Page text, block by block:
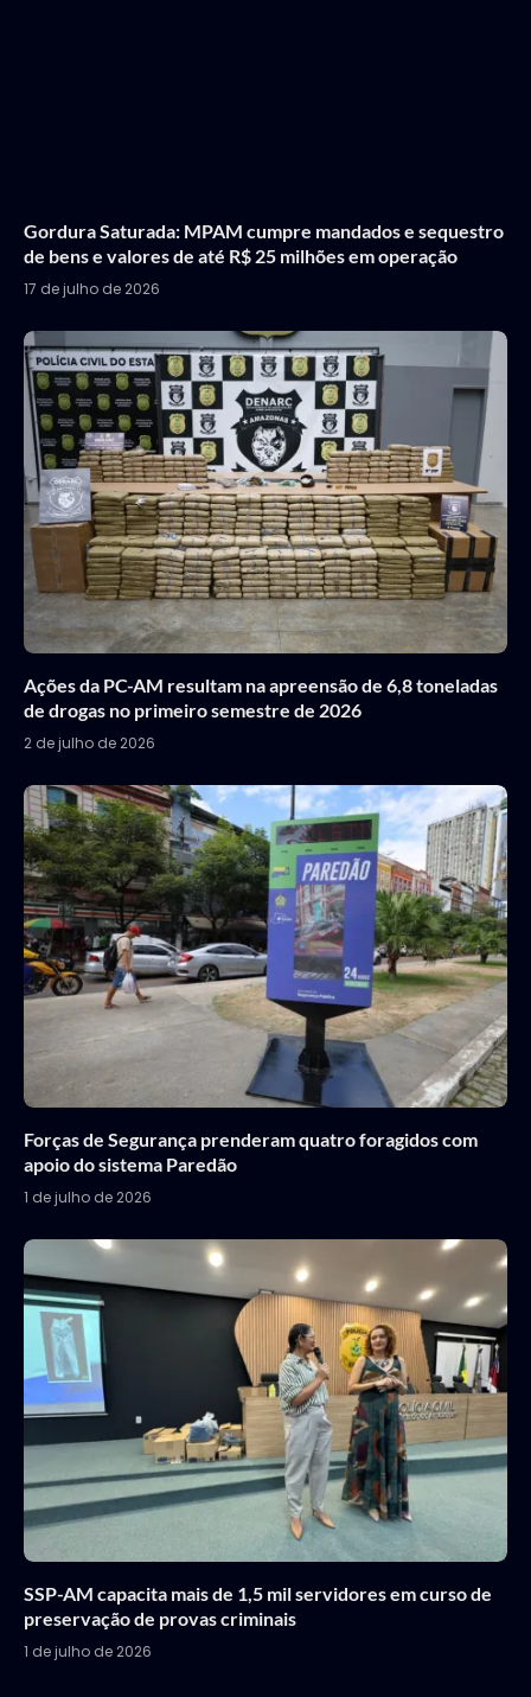
Gordura Saturada: MPAM cumpre mandados e sequestro
de bens e valores de até R$ 25 milhões em operação
17 de julho de 2026
Ações da PC-AM resultam na apreensão de 6,8 toneladas
de drogas no primeiro semestre de 2026
2 de julho de 2026
Forças de Segurança prenderam quatro foragidos com
apoio do sistema Paredão
1 de julho de 2026
SSP-AM capacita mais de 1,5 mil servidores em curso de
preservação de provas criminais
1 de julho de 2026